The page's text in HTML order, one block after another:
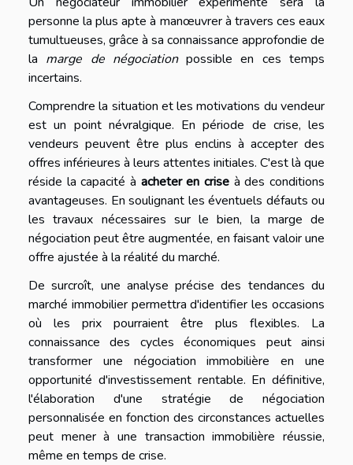
personne la plus apte à manœuvrer à travers ces eaux
tumultueuses, grâce à sa connaissance approfondie de
la marge de négociationpossible en ces temps
incertains.
Comprendre la situation et les motivations du vendeur
est un point névralgique. En période de crise, les
vendeurs peuvent être plus enclins à accepter des
offres inférieures à leurs attentes initiales. C'est là que
réside la capacité à acheter en crise à des conditions
avantageuses. En soulignant les éventuels défauts ou
les travaux nécessaires sur le bien, la marge de
négociation peut être augmentée, en faisant valoir une
offre ajustée à la réalité du marché.
De surcroît, une analyse précise des tendances du
marché immobilier permettra d'identifier les occasions
où les prix pourraient être plus flexibles. La
connaissance des cycles économiques peut ainsi
transformer une négociation immobilière en une
opportunité d'investissement rentable. En définitive,
l'élaboration d'une stratégie de négociation
personnalisée en fonction des circonstances actuelles
peut mener à une transaction immobilière réussie,
même en temps de crise.